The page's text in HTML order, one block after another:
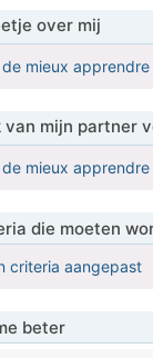
over mij
mieux
van mijn partner
mieux
die moeten
criteria aangepast
beter